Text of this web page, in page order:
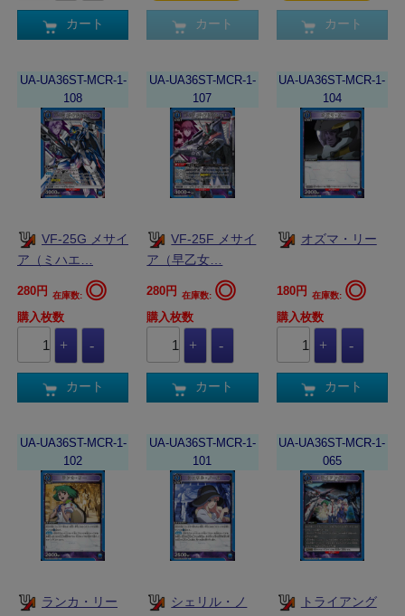
カート カート カート
UA-UA36ST-MCR-1-
108
VF-25G メサイ
ア（ミハエ…
280円 在庫数: ◎
購入枚数
カート
UA-UA36ST-MCR-1-
107
VF-25F メサイ
ア（早乙女…
280円 在庫数: ◎
購入枚数
カート
UA-UA36ST-MCR-1-
104
オズマ・リー
180円 在庫数: ◎
購入枚数
カート
UA-UA36ST-MCR-1-
102
ランカ・リー
UA-UA36ST-MCR-1-
101
シェリル・ノ
UA-UA36ST-MCR-1-
065
トライアング